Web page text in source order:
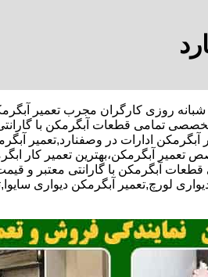
رایگان شبانه روزی کارگران مجرب تعمیر
تمامی قطعات آبگرمکن با
ادارات در وصفنارد,تعمیر
آبگرمکن،بهترین تعمیر کار
آبگرمکن با گارانتی معتبر و
لورچ,تعمیر آبگرمکن دیواری